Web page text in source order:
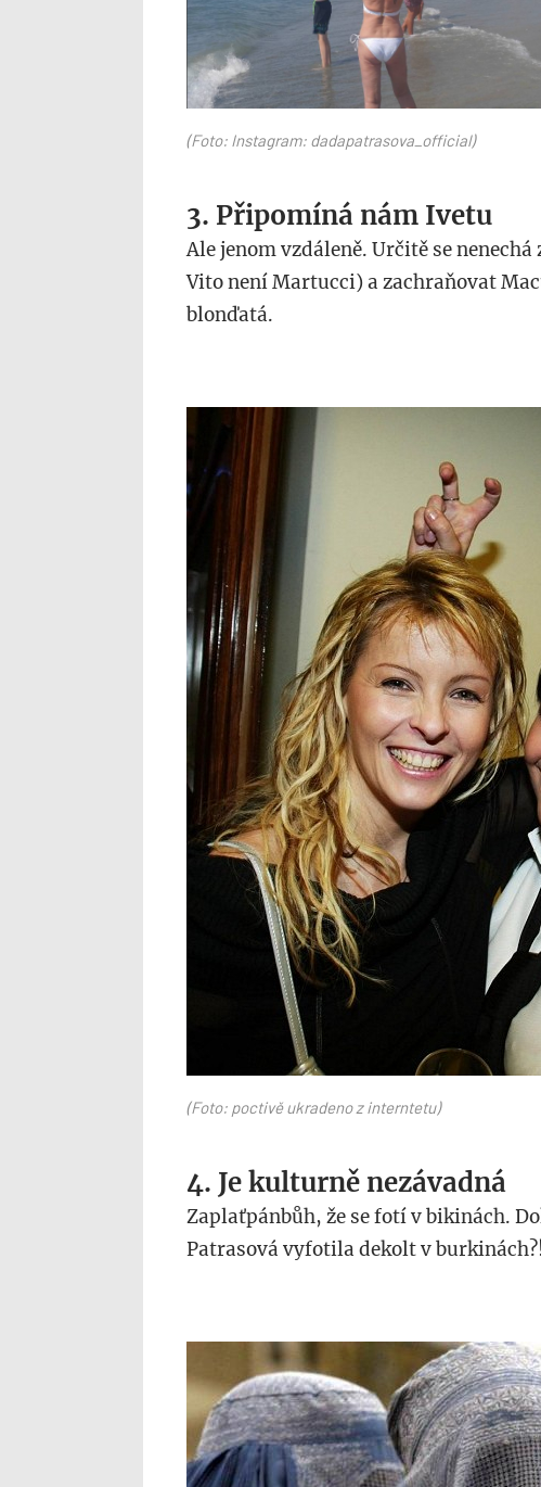
(Foto: Instagram: dadapatrasova_official)
3. Připomíná nám Ivetu
Ale jenom vzdáleně. Určitě se
Vito není Martucci) a zachraňovat
blonďatá.
dada_3.jpg
(Foto: poctivě ukradeno z interntetu)
4. Je kulturně nezávadná
Zaplaťpánbůh, že se fotí v bikinách.
Patrasová vyfotila dekolt v
dada_4.jpg